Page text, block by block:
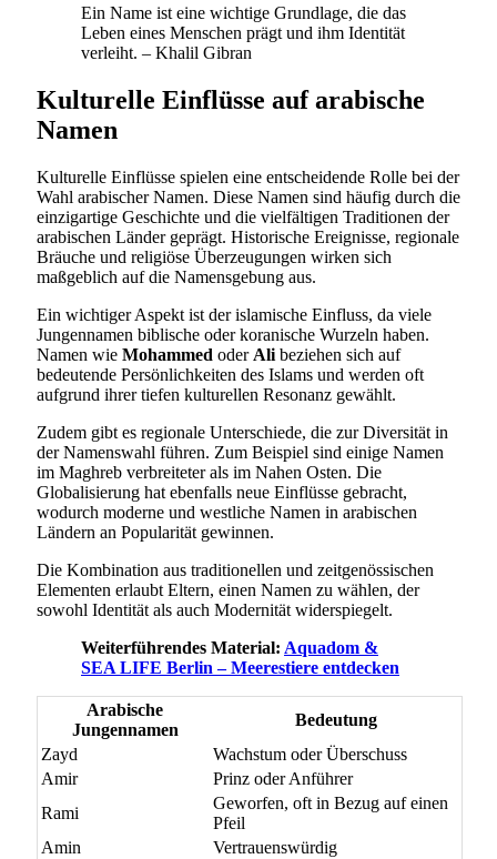
Ein Name ist eine wichtige Grundlage, die das
Leben eines Menschen prägt und ihm Identität
verleiht. – Khalil Gibran
Kulturelle Einflüsse auf arabische
Namen
Kulturelle Einflüsse spielen eine entscheidende Rolle bei der
Wahl arabischer Namen. Diese Namen sind häufig durch die
einzigartige Geschichte und die vielfältigen Traditionen der
arabischen Länder geprägt. Historische Ereignisse, regionale
Bräuche und religiöse Überzeugungen wirken sich
maßgeblich auf die Namensgebung aus.
Ein wichtiger Aspekt ist der islamische Einfluss, da viele
Jungennamen biblische oder koranische Wurzeln haben.
Namen wie Mohammed oder Ali beziehen sich auf
bedeutende Persönlichkeiten des Islams und werden oft
aufgrund ihrer tiefen kulturellen Resonanz gewählt.
Zudem gibt es regionale Unterschiede, die zur Diversität in
der Namenswahl führen. Zum Beispiel sind einige Namen
im Maghreb verbreiteter als im Nahen Osten. Die
Globalisierung hat ebenfalls neue Einflüsse gebracht,
wodurch moderne und westliche Namen in arabischen
Ländern an Popularität gewinnen.
Die Kombination aus traditionellen und zeitgenössischen
Elementen erlaubt Eltern, einen Namen zu wählen, der
sowohl Identität als auch Modernität widerspiegelt.
Weiterführendes Material: Aquadom &
SEA LIFE Berlin – Meerestiere entdecken
Arabische
Jungennamen
Bedeutung
Zayd
Wachstum oder Überschuss
Amir
Prinz oder Anführer
Rami
Geworfen, oft in Bezug auf einen
Pfeil
Amin
Vertrauenswürdig